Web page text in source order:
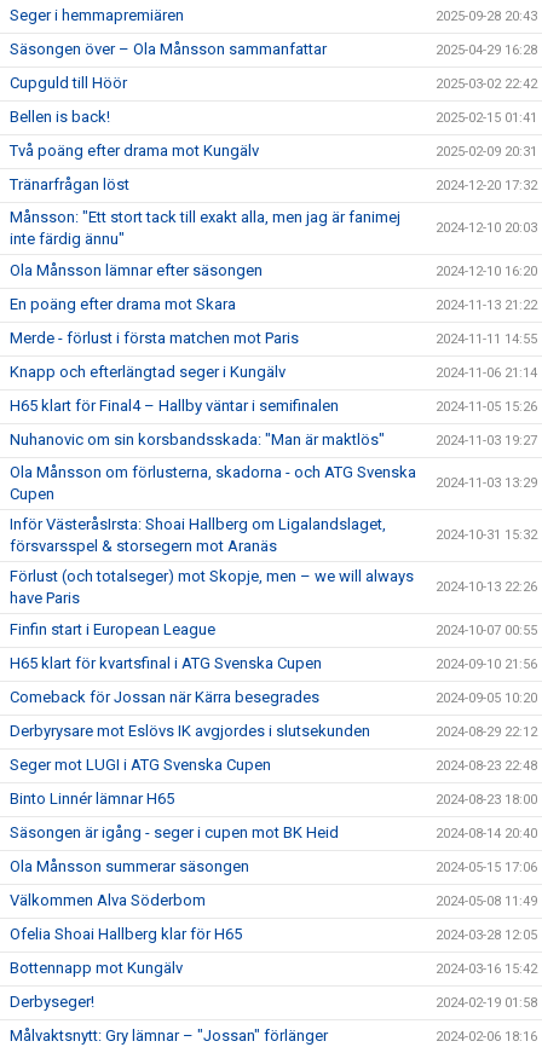
Seger i hemmapremiären 2025-09-28 20:43
Säsongen över – Ola Månsson sammanfattar 2025-04-29 16:28
Cupguld till Höör 2025-03-02 22:42
Bellen is back! 2025-02-15 01:41
Två poäng efter drama mot Kungälv 2025-02-09 20:31
Tränarfrågan löst 2024-12-20 17:32
Månsson: "Ett stort tack till exakt alla, men jag är fanimej
inte färdig ännu"
2024-12-10 20:03
Ola Månsson lämnar efter säsongen 2024-12-10 16:20
En poäng efter drama mot Skara 2024-11-13 21:22
Merde - förlust i första matchen mot Paris 2024-11-11 14:55
Knapp och efterlängtad seger i Kungälv 2024-11-06 21:14
H65 klart för Final4 – Hallby väntar i semifinalen 2024-11-05 15:26
Nuhanovic om sin korsbandsskada: "Man är maktlös" 2024-11-03 19:27
Ola Månsson om förlusterna, skadorna - och ATG Svenska
Cupen
2024-11-03 13:29
Inför VästeråsIrsta: Shoai Hallberg om Ligalandslaget,
försvarsspel & storsegern mot Aranäs
2024-10-31 15:32
Förlust (och totalseger) mot Skopje, men – we will always
have Paris
2024-10-13 22:26
Finfin start i European League 2024-10-07 00:55
H65 klart för kvartsfinal i ATG Svenska Cupen 2024-09-10 21:56
Comeback för Jossan när Kärra besegrades 2024-09-05 10:20
Derbyrysare mot Eslövs IK avgjordes i slutsekunden 2024-08-29 22:12
Seger mot LUGI i ATG Svenska Cupen 2024-08-23 22:48
Binto Linnér lämnar H65 2024-08-23 18:00
Säsongen är igång - seger i cupen mot BK Heid 2024-08-14 20:40
Ola Månsson summerar säsongen 2024-05-15 17:06
Välkommen Alva Söderbom 2024-05-08 11:49
Ofelia Shoai Hallberg klar för H65 2024-03-28 12:05
Bottennapp mot Kungälv 2024-03-16 15:42
Derbyseger! 2024-02-19 01:58
Målvaktsnytt: Gry lämnar – "Jossan" förlänger 2024-02-06 18:16